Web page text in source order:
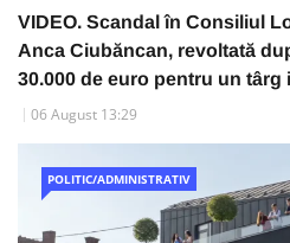
VIDEO. Scandal în Consiliul
Anca Ciubăncan, revoltată
30.000 de euro pentru un târg
06 August 13:29
POLITIC/ADMINISTRATIV